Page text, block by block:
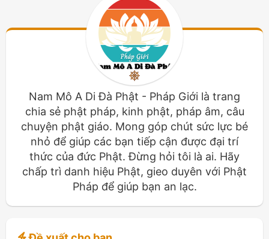
Nam Mô A Di Đà Phật - Pháp Giới là trang
chia sẻ phật pháp, kinh phật, pháp âm, câu
chuyện phật giáo. Mong góp chút sức lực bé
nhỏ để giúp các bạn tiếp cận được đại trí
thức của đức Phật. Đừng hỏi tôi là ai. Hãy
chấp trì danh hiệu Phật, gieo duyên với Phật
Pháp để giúp bạn an lạc.